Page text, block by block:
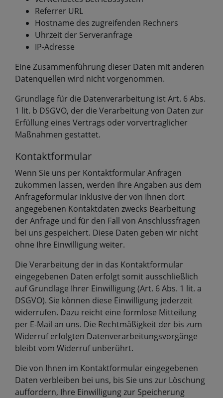
Referrer URL
Hostname des zugreifenden Rechners
Uhrzeit der Serveranfrage
IP-Adresse
Eine Zusammenführung dieser Daten mit anderen
Datenquellen wird nicht vorgenommen.
Grundlage für die Datenverarbeitung ist Art. 6 Abs.
1 lit. b DSGVO, der die Verarbeitung von Daten zur
Erfüllung eines Vertrags oder vorvertraglicher
Maßnahmen gestattet.
Kontaktformular
Wenn Sie uns per Kontaktformular Anfragen
zukommen lassen, werden Ihre Angaben aus dem
Anfrageformular inklusive der von Ihnen dort
angegebenen Kontaktdaten zwecks Bearbeitung
der Anfrage und für den Fall von Anschlussfragen
bei uns gespeichert. Diese Daten geben wir nicht
ohne Ihre Einwilligung weiter.
Die Verarbeitung der in das Kontaktformular
eingegebenen Daten erfolgt somit ausschließlich
auf Grundlage Ihrer Einwilligung (Art. 6 Abs. 1 lit. a
DSGVO). Sie können diese Einwilligung jederzeit
widerrufen. Dazu reicht eine formlose Mitteilung
per E-Mail an uns. Die Rechtmäßigkeit der bis zum
Widerruf erfolgten Datenverarbeitungsvorgänge
bleibt vom Widerruf unberührt.
Die von Ihnen im Kontaktformular eingegebenen
Daten verbleiben bei uns, bis Sie uns zur Löschung
auffordern, Ihre Einwilligung zur Speicherung